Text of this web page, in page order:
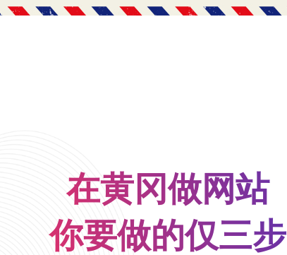
在黄冈做网站
你要做的仅三步